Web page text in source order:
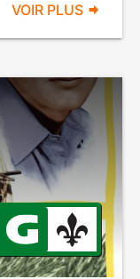
VOIR PLUS